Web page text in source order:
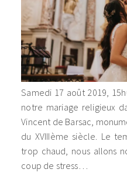
Samedi 17 août 2019,
notre mariage religieux
Vincent de Barsac,
du XVIIIème siècle. Le
trop chaud, nous allons
coup de stress…